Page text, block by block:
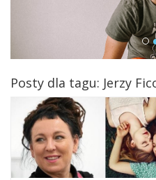
Posty dla tagu: Jerzy